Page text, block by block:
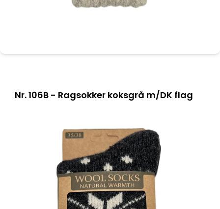
Nr. 106B - Ragsokker koksgrå m/DK flag